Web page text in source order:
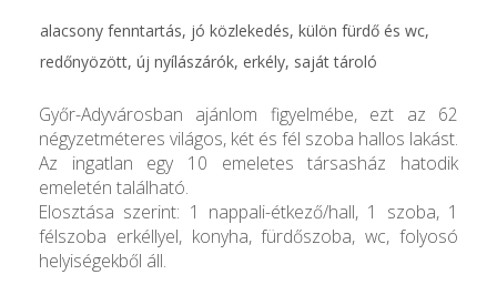
alacsony fenntartás, jó közlekedés, külön fürdő és wc,
redőnyözött, új nyílászárók, erkély, saját tároló
Győr-Adyvárosban ajánlom figyelmébe, ezt az 62
négyzetméteres világos, két és fél szoba hallos lakást.
Az ingatlan egy 10 emeletes társasház hatodik
emeletén található.
Elosztása szerint: 1 nappali-étkező/hall, 1 szoba, 1
félszoba erkéllyel, konyha, fürdőszoba, wc, folyosó
helyiségekből áll.